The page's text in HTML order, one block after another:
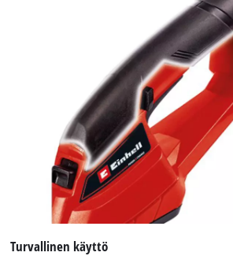
Turvallinen käyttö